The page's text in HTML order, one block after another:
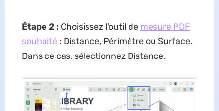
Étape 2 : Choisissez l'outil de mesure PDF
souhaité : Distance, Périmètre ou Surface.
Dans ce cas, sélectionnez Distance.